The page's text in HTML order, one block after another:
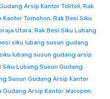
Arsip Kantor Tolitoli, Rak
Kantor Tomohon, Rak Besi Siku
Utara, Rak Besi Siku Lubang
siku lubang susun gudang
lubang susun gudang arsip
Siku Lubang Susun Gudang
Susun Gudang Arsip Kantor
Gudang Arsip Kantor Waropen,